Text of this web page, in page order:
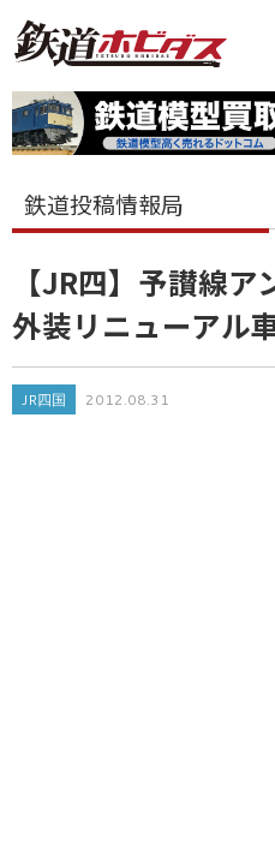
鉄道投稿情報局
【JR四】予讃線
外装リニューアル
JR四国 2012.08.31